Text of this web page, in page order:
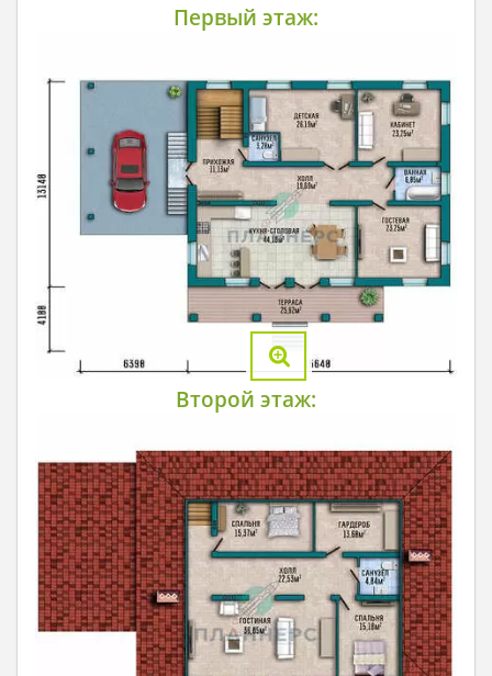
Первый этаж:
Второй этаж: